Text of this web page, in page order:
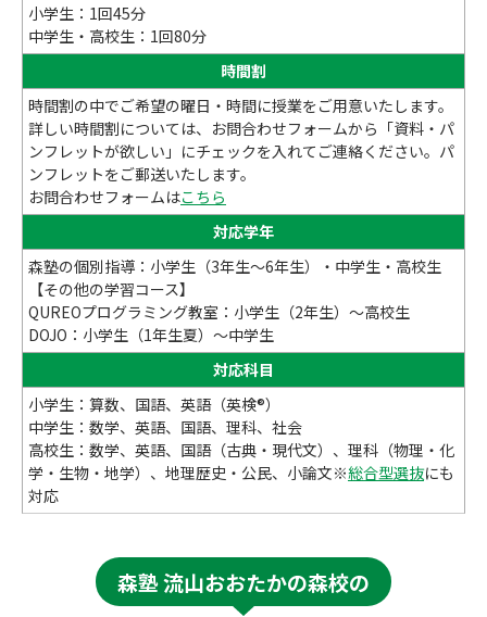
小学生：1回45分
中学生・高校生：1回80分
時間割
時間割の中でご希望の曜日・時間に授業をご用意いたします。
詳しい時間割については、お問合わせフォームから「資料・パ
ンフレットが欲しい」にチェックを入れてご連絡ください。パ
ンフレットをご郵送いたします。
お問合わせフォームはこちら
対応学年
森塾の個別指導：小学生（3年生～6年生）・中学生・高校生
【その他の学習コース】
QUREOプログラミング教室：小学生（2年生）～高校生
DOJO：小学生（1年生夏）～中学生
対応科目
小学生：算数、国語、英語（英検®）
中学生：数学、英語、国語、理科、社会
高校生：数学、英語、国語（古典・現代文）、理科（物理・化
学・生物・地学）、地理歴史・公民、小論文※総合型選抜にも
対応
森塾 流山おおたかの森校の